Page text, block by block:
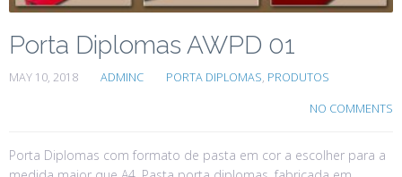
Porta Diplomas AWPD 01
MAY 10, 2018 ADMINC PORTA DIPLOMAS, PRODUTOS
NO COMMENTS
Porta Diplomas com formato de pasta em cor a escolher para a